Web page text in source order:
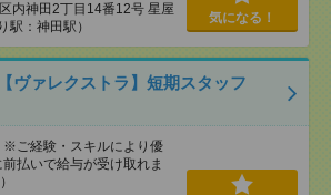
内神田2丁目14番12号 星屋
駅：神田駅）
気になる！
ヴァレクストラ】短期スタッフ
ご経験・スキルにより優
払いで給与が受け取れま